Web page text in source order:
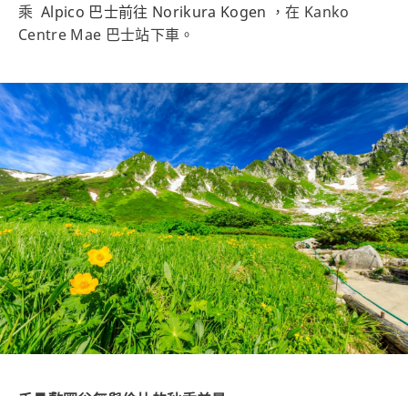
乘Alpico 巴士前往 Norikura Kogen ，在 Kanko
Centre Mae 巴士站下車。